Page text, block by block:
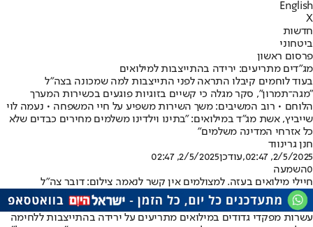
English
X
חדשות
ביטחוני
פרסום ראשון
מג"דים מתריעים: ירידה בהתייצבות למילואים
בעוד לוחמים קיבלו התראה לפני התייצבות למה שמכונה בצה"ל
"מגה־תמרון", סקר מגלה כי קשיים בזוגיות פוגעים בכשירות המערך
הלוחם • רוב המשיבים: משך השירות משפיע על חיי המשפחה • נעמה לוי
שייביץ, אשת מג"ד במילואים: "בתינו וילדינו משלמים מחירים כבדים שלא
כל אזרחי המדינה משלמים"
חנן גרינווד
2/5/2025, 02:47
,עודכן2/5/2025, 02:47
0השמעה
חיילי מילואים בעזה. למצולמים אין קשר לנאמר. צילום: דובר צה"ל
עשרות מפקדי גדודים במילואים מתריעים על ירידה בהתייצבות ללחימה